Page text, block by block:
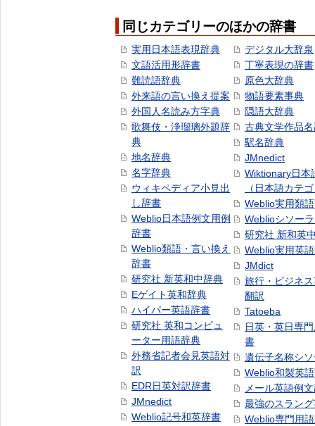
同じカテゴリーのほかの辞書
実用日本語表現辞典
文語活用形辞書
難読語辞典
外来語の言い換え提案
外国人名読み方字典
歌舞伎・浄瑠璃外題辞
典
地名辞典
名字辞典
ウィキペディア小見出
し辞書
Weblio日本語例文用例
辞書
Weblio類語・言い換え
辞書
研究社 新英和中辞典
Eゲイト英和辞典
ハイパー英語辞書
研究社 英和コンピュ
ーター用語辞典
外務省記者会見英語対
訳
EDR日英対訳辞書
JMnedict
Weblio記号和英辞書
デジタル大辞泉
丁寧表現の辞書
原色大辞典
物語要素事典
隠語大辞典
古典文学作品
駅名辞典
JMnedict
Wiktionary日本
（日本語カテ
Weblio実用類
Weblioシソー
研究社 新和英
Weblio実用英
JMdict
旅行・ビジネ
翻訳
Tatoeba
日英・英日専
書
遺伝子名称シ
Weblio和製英
メール英語例
最強のスラン
Weblio専門用